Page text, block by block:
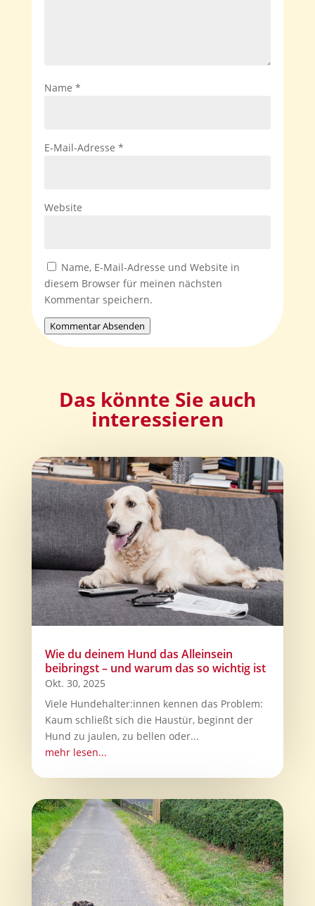
Name *
E-Mail-Adresse *
Website
Name, E-Mail-Adresse und Website in
diesem Browser für meinen nächsten
Kommentar speichern.
Kommentar Absenden
Das könnte Sie auch
interessieren
Wie du deinem Hund das Alleinsein
beibringst – und warum das so wichtig ist
Okt. 30, 2025
Viele Hundehalter:innen kennen das Problem:
Kaum schließt sich die Haustür, beginnt der
Hund zu jaulen, zu bellen oder...
mehr lesen...